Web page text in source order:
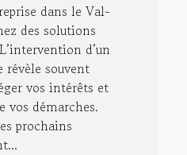
dans le Val-
des solutions
d’un
révèle souvent
vos intérêts et
vos démarches.
prochains